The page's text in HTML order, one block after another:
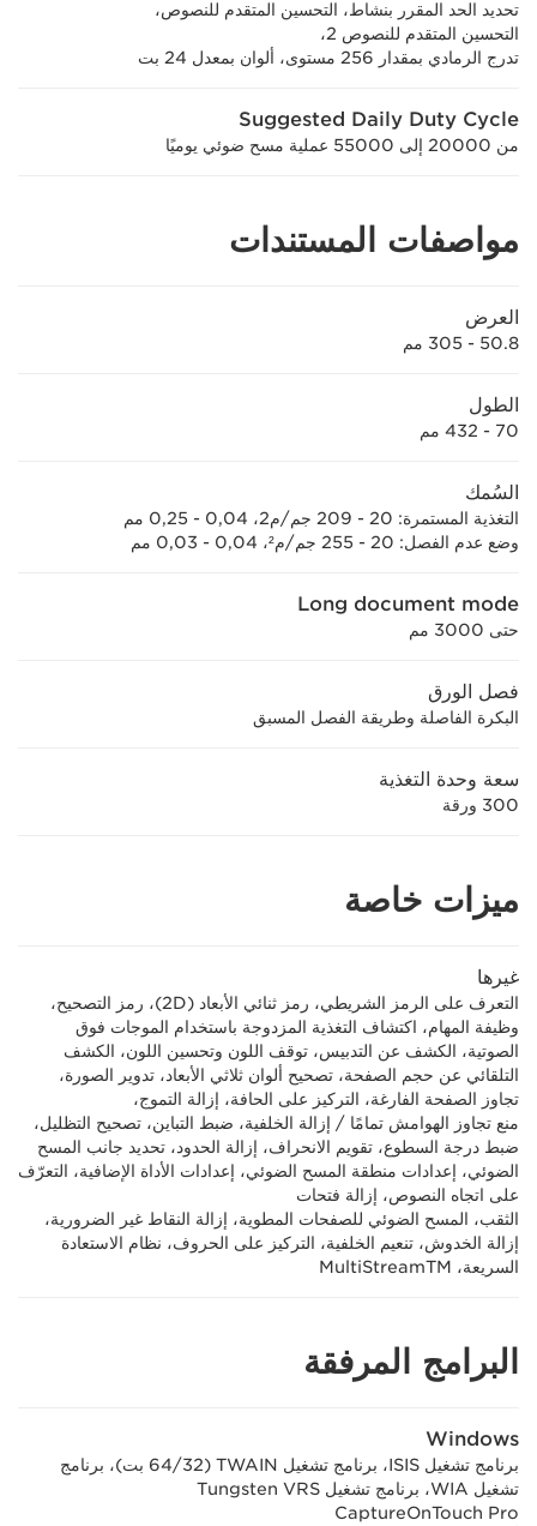
تحديد الحد المقرر بنشاط، التحسين المتقدم للنصوص،
التحسين المتقدم للنصوص 2،
تدرج الرمادي بمقدار 256 مستوى، ألوان بمعدل 24 بت
Suggested Daily Duty Cycle
من 20000 إلى 55000 عملية مسح ضوئي يوميًا
مواصفات المستندات
العرض
50.8 - 305 مم
الطول
70 - 432 مم
السُمك
التغذية المستمرة: 20 - 209 جم/م2، 0,04 - 0,25 مم
وضع عدم الفصل: 20 - 255 جم/م²، 0,04 - 0,03 مم
Long document mode
حتى 3000 مم
فصل الورق
البكرة الفاصلة وطريقة الفصل المسبق
سعة وحدة التغذية
300 ورقة
ميزات خاصة
غيرها
التعرف على الرمز الشريطي، رمز ثنائي الأبعاد (2D)، رمز التصحيح،
وظيفة المهام، اكتشاف التغذية المزدوجة باستخدام الموجات فوق
الصوتية، الكشف عن التدبيس، توقف اللون وتحسين اللون، الكشف
التلقائي عن حجم الصفحة، تصحيح ألوان ثلاثي الأبعاد، تدوير الصورة،
تجاوز الصفحة الفارغة، التركيز على الحافة، إزالة التموج،
منع تجاوز الهوامش تمامًا / إزالة الخلفية، ضبط التباين، تصحيح التظليل،
ضبط درجة السطوع، تقويم الانحراف، إزالة الحدود، تحديد جانب المسح
الضوئي، إعدادات منطقة المسح الضوئي، إعدادات الأداة الإضافية، التعرّف
على اتجاه النصوص، إزالة فتحات
الثقب، المسح الضوئي للصفحات المطوية، إزالة النقاط غير الضرورية،
إزالة الخدوش، تنعيم الخلفية، التركيز على الحروف، نظام الاستعادة
السريعة، MultiStreamTM
البرامج المرفقة
Windows
برنامج تشغيل ISIS،‏ برنامج تشغيل TWAIN‏ (32/‏64 بت)، برنامج
تشغيل WIA،‏ برنامج تشغيل Tungsten VRS
CaptureOnTouch Pro